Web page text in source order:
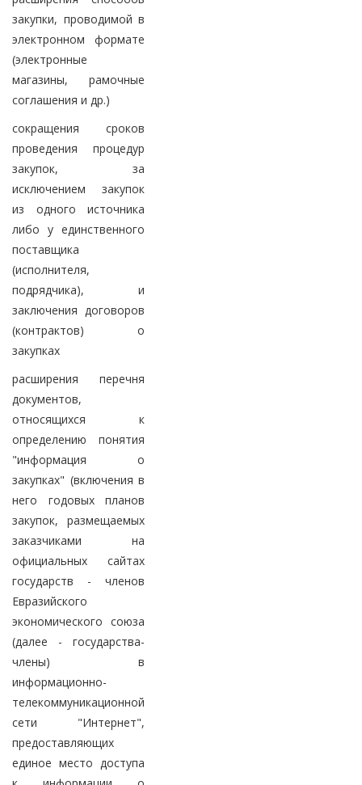
закупки, проводимой в
электронном формате
(электронные
магазины, рамочные
соглашения и др.)
сокращения сроков
проведения процедур
закупок, за
исключением закупок
из одного источника
либо у единственного
поставщика
(исполнителя,
подрядчика), и
заключения договоров
(контрактов) о
закупках
расширения перечня
документов,
относящихся к
определению понятия
"информация о
закупках" (включения в
него годовых планов
закупок, размещаемых
заказчиками на
официальных сайтах
государств - членов
Евразийского
экономического союза
(далее - государства-
члены) в
информационно-
телекоммуникационной
сети "Интернет",
предоставляющих
единое место доступа